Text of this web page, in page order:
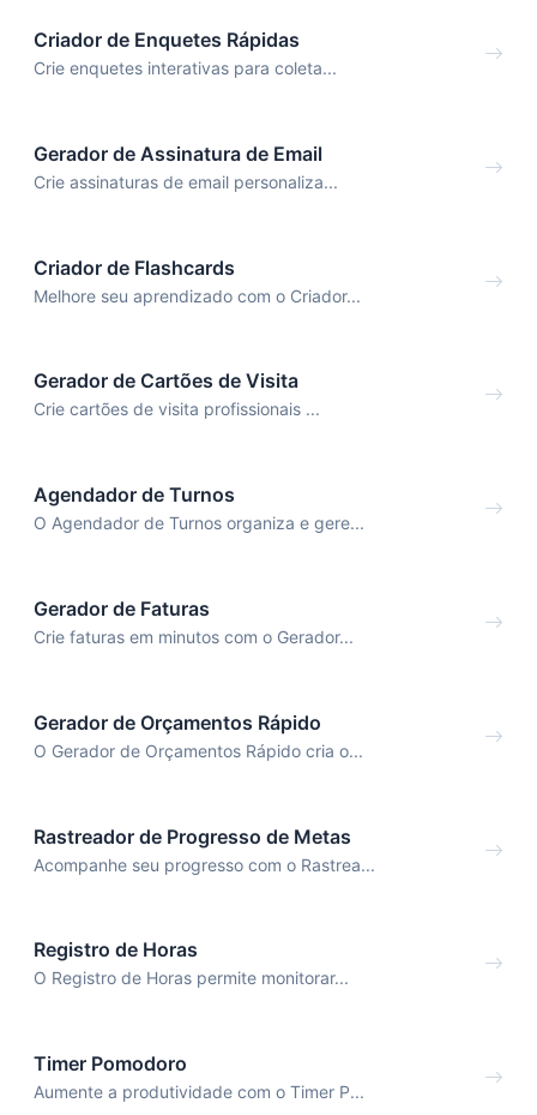
Criador de Enquetes Rápidas
Crie enquetes interativas para coleta...
Gerador de Assinatura de Email
Crie assinaturas de email personaliza...
Criador de Flashcards
Melhore seu aprendizado com o Criador...
Gerador de Cartões de Visita
Crie cartões de visita profissionais ...
Agendador de Turnos
O Agendador de Turnos organiza e gere...
Gerador de Faturas
Crie faturas em minutos com o Gerador...
Gerador de Orçamentos Rápido
O Gerador de Orçamentos Rápido cria o...
Rastreador de Progresso de Metas
Acompanhe seu progresso com o Rastrea...
Registro de Horas
O Registro de Horas permite monitorar...
Timer Pomodoro
Aumente a produtividade com o Timer P...